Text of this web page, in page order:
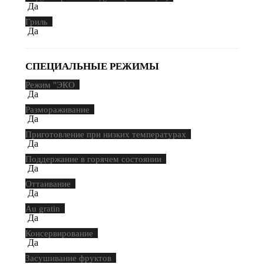
Да
Гриль
Да
СПЕЦИАЛЬНЫЕ РЕЖИМЫ
Режим "ЭКО
Да
Размораживание
Да
Приготовление при низких температурах
Да
Поддержание в горячем состоянии
Да
Оттаивание
Да
Au gratin
Да
Консервирование
Да
Засушивание фруктов